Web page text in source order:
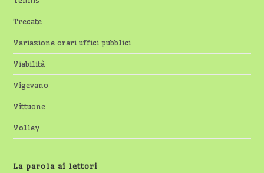
Trecate
Variazione orari uffici pubblici
Viabilità
Vigevano
Vittuone
Volley
La parola ai lettori